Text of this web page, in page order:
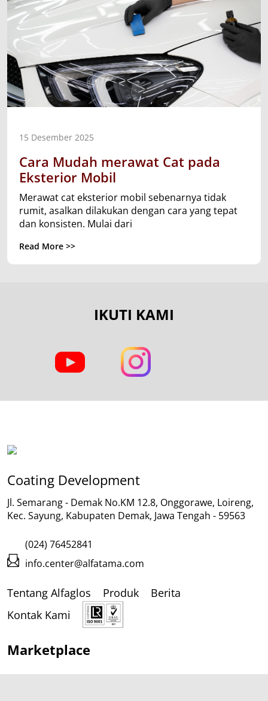
15 Desember 2025
Cara Mudah merawat Cat pada
Eksterior Mobil
Merawat cat eksterior mobil sebenarnya tidak
rumit, asalkan dilakukan dengan cara yang tepat
dan konsisten. Mulai dari
Read More >>
IKUTI KAMI
Coating Development
Jl. Semarang - Demak No.KM 12.8, Onggorawe, Loireng,
Kec. Sayung, Kabupaten Demak, Jawa Tengah - 59563
(024) 76452841
info.center@alfatama.com
Tentang Alfaglos Produk
Berita
Kontak Kami
Marketplace